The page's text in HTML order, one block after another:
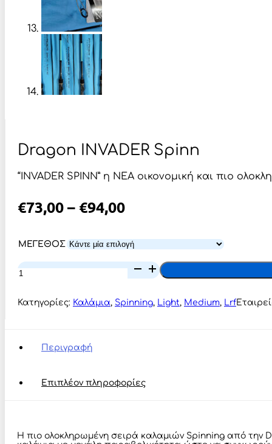
Dragon INVADER Spinn
“INVADER SPINN” η ΝΕΑ οικονομική και πιο
€73,00– €94,00Price
€73,00
Through
ΜΕΓΕΘΟΣ
Dragon
INVADER
ποσότητα
Κατηγορίες: Καλάμια, Spinning, Light, Medium, Lrf
Περιγραφή
Επιπλέον πληροφορίες
Η πιο ολοκληρωμένη σειρά καλαμιών Spinning από την